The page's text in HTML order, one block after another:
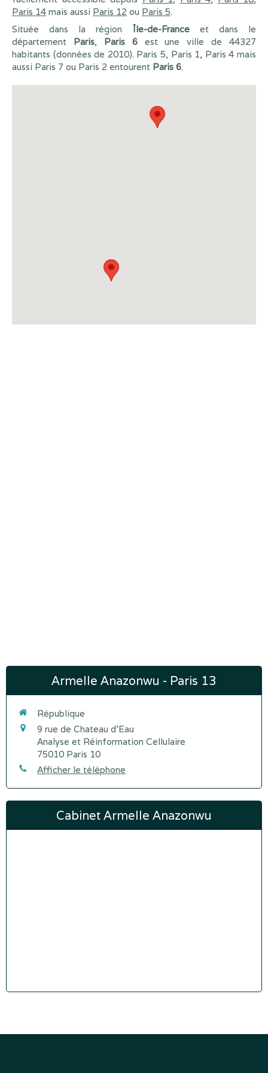
Paris 14 mais aussi Paris 12 ou Paris 5.
Située dans la région Île-de-Franceet dans le
département Paris, Paris 6est une ville de 44327
habitants (données de 2010). Paris 5, Paris 1, Paris 4 mais
aussi Paris 7 ou Paris 2 entourent Paris 6.
Armelle Anazonwu - Paris 13
République
9 rue de Chateau d'Eau
Analyse et Réinformation Cellulaire
75010 Paris 10
Afficher le téléphone
Cabinet Armelle Anazonwu